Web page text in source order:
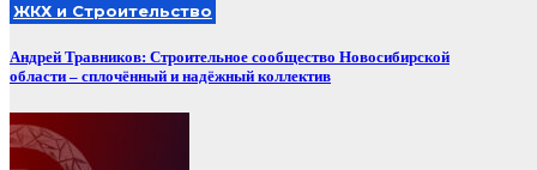
ЖКХ и Строительство
Андрей Травников: Строительное сообщество Новосибирской
области – сплочённый и надёжный коллектив